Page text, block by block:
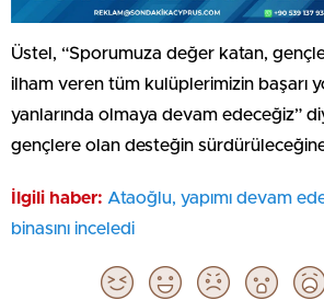
Üstel, “Sporumuza değer katan,
ilham veren tüm kulüplerimizin başarı
yanlarında olmaya devam edeceğiz”
gençlere olan desteğin
İlgili haber: Ataoğlu, yapımı devam
binasını inceledi